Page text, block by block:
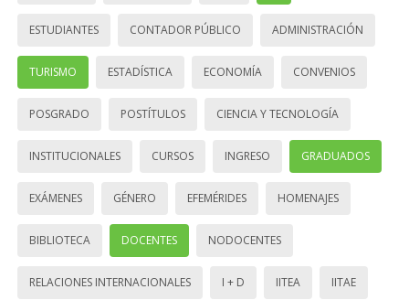
ESTUDIANTES CONTADOR PÚBLICO ADMINISTRACIÓN
TURISMO ESTADÍSTICA ECONOMÍA CONVENIOS
POSGRADO POSTÍTULOS CIENCIA Y TECNOLOGÍA
INSTITUCIONALES CURSOS INGRESO GRADUADOS
EXÁMENES GÉNERO EFEMÉRIDES HOMENAJES
BIBLIOTECA DOCENTES NODOCENTES
RELACIONES INTERNACIONALES I + D IITEA IITAE